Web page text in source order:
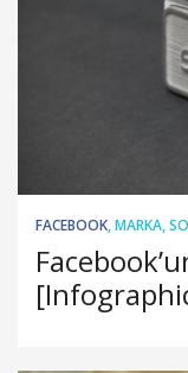
FACEBOOK,MARKA,